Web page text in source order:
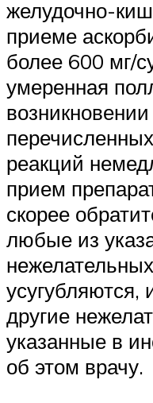
желудочно-
приеме
более 600 мг/
умеренная
реакций
прием
скорее
любые из
другие
указанные в
об этом врачу.